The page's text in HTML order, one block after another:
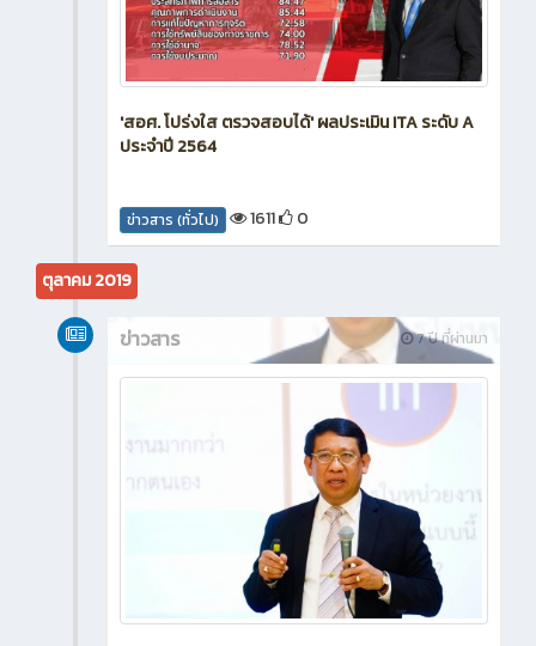
'สอศ. โปร่งใส ตรวจสอบได้' ผลประเมิน ITA ระดับ A
ประจำปี 2564
ข่าวสาร (ทั่วไป) 1611 0
ตุลาคม 2019
7 ปี ที่ผ่านมา
ข่าวสาร